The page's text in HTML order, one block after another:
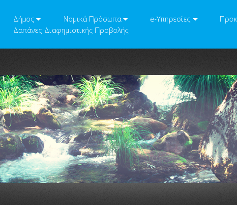
Δήμος Νομικά Πρόσωπα e-Υπηρεσίες
Δαπάνες Διαφημιστικής Προβολής